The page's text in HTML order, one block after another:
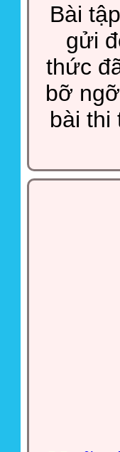
Bài
gửi
thức
bỡ
bài thi